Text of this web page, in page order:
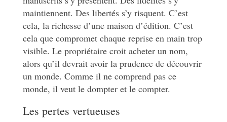
maintiennent. Des libertés s’y risquent. C’est
cela, la richesse d’une maison d’édition. C’est
cela que compromet chaque reprise en main trop
visible. Le propriétaire croit acheter un nom,
alors qu’il devrait avoir la prudence de découvrir
un monde. Comme il ne comprend pas ce
monde, il veut le dompter et le compter.
Les pertes vertueuses